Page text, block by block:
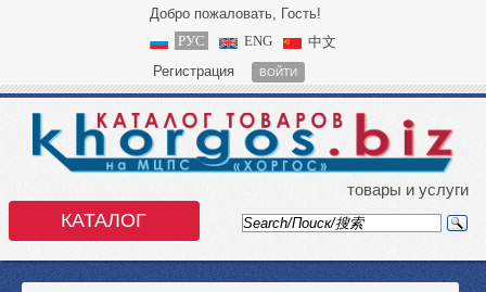
Добро пожаловать, Гость!
РУС
ENG
中文
Регистрация
ВОЙТИ
КАТАЛОГ
товары и услуги